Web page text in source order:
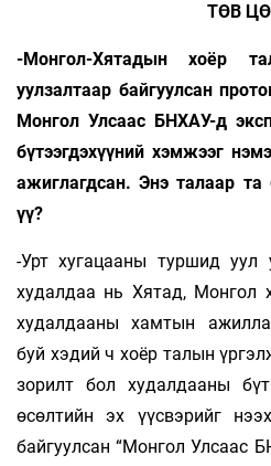
ТӨВ
-Монгол-Хятадын хоёр
уулзалтаар байгуулсан
Монгол Улсаас БНХАУ-д
бүтээгдэхүүний хэмжээг
ажиглагдсан. Энэ талаар та
үү?
-Урт хугацааны туршид уул
худалдаа нь Хятад, Монгол
худалдааны хамтын
буй хэдий ч хоёр талын
зорилт бол худалдааны
өсөлтийн эх үүсвэрийг
байгуулсан “Монгол Улсаас